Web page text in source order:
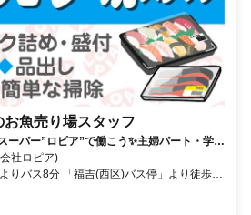
魚売り場スタッフ
ーパー”ロピア”で働こう✨主婦パート・学生
は時給UP✨
社ロピア)